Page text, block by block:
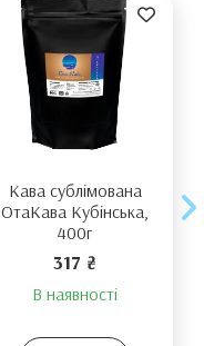
Кава сублімована
ОтаКава Кубінська,
400г
317 ₴
В наявності